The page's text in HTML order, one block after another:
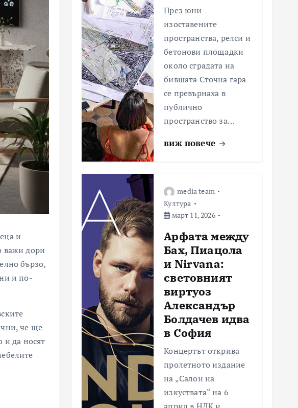
и
важи дори
бързо,
и по-
че ще
и да носят
През юни
изоставените
пространства, релси и
бетонови площадки
около сградата на
бившата Сточна гара
се превърнаха в
публично
пространство за…
виж повече
media team
Култура
март 11, 2026
Арфата между
Бах, Пиацола
и Nirvana:
световният
виртуоз
Александър
Болдачев идва
в София
Концертът открива
пролетното издание
на „Салон на
изкуствата“ на 6